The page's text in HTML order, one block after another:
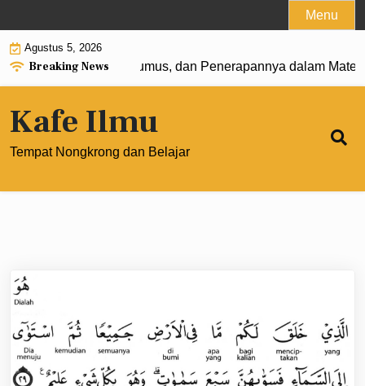
to
content
Menu
Agustus 5, 2026
Breaking News
0: Pengertian, Rumus, dan Penerapannya dalam
Kafe Ilmu
Tempat Nongkrong dan Belajar